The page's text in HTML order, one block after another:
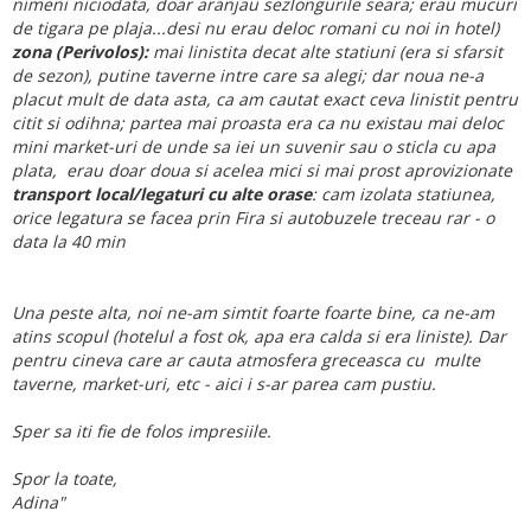
de tigara pe plaja...desi nu erau deloc romani cu noi in hotel)
zona (Perivolos):mai linistita decat alte statiuni (era si sfarsit
de sezon), putine taverne intre care sa alegi; dar noua ne-a
placut mult de data asta, ca am cautat exact ceva linistit pentru
citit si odihna; partea mai proasta era ca nu existau mai deloc
mini market-uri de unde sa iei un suvenir sau o sticla cu apa
plata, erau doar doua si acelea mici si mai prost aprovizionate
transport local/legaturi cu alte orase: cam izolata statiunea,
orice legatura se facea prin Fira si autobuzele treceau rar - o
data la 40 min
Una peste alta, noi ne-am simtit foarte foarte bine, ca ne-am
atins scopul (hotelul a fost ok, apa era calda si era liniste). Dar
pentru cineva care ar cauta atmosfera greceasca cu multe
taverne, market-uri, etc - aici i s-ar parea cam pustiu.
Sper sa iti fie de folos impresiile.
Spor la toate,
Adina"